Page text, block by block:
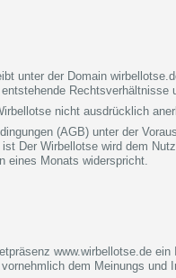
unter der Domain
Rechtsverhältnisse
nicht ausdrücklich
(AGB) unter der
Der Wirbellotse wird dem
eines Monats widerspricht.
www.wirbellotse.de
dem Meinungs und